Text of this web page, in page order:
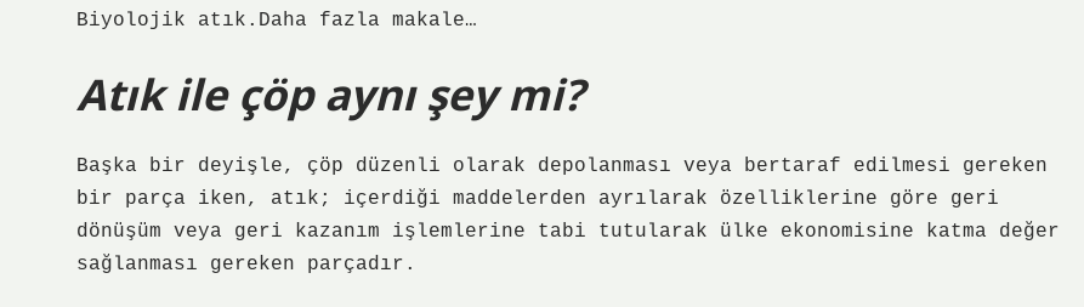
Biyolojik atık.Daha fazla makale…
Atık ile çöp aynı şey mi?
Başka bir deyişle, çöp düzenli olarak depolanması veya bertaraf edilmesi gereken
bir parça iken, atık; içerdiği maddelerden ayrılarak özelliklerine göre geri
dönüşüm veya geri kazanım işlemlerine tabi tutularak ülke ekonomisine katma değer
sağlanması gereken parçadır.